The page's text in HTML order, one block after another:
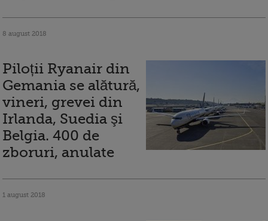
8 august 2018
Piloții Ryanair din
Gemania se alătură,
vineri, grevei din
Irlanda, Suedia şi
Belgia. 400 de
zboruri, anulate
1 august 2018